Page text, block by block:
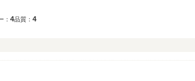
： 4品質： 4